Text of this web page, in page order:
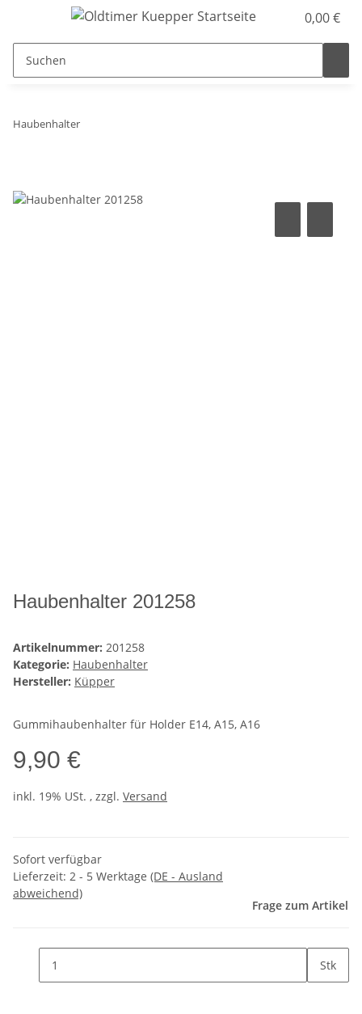
0,00 €
Haubenhalter
Haubenhalter 201258
Artikelnummer: 201258
Kategorie: Haubenhalter
Hersteller: Küpper
Gummihaubenhalter für Holder E14, A15, A16
9,90 €
inkl. 19% USt. , zzgl. Versand
Sofort verfügbar
Lieferzeit: 2 - 5 Werktage (DE - Ausland
abweichend)
Frage zum Artikel
Stk